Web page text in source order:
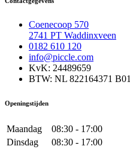
Coenecoop 570
2741 PT Waddinxveen
0182 610 120
info@piccle.com
KvK: 24489659
BTW: NL 822164371 B01
Openingstijden
Maandag
08:30 - 17:00
Dinsdag
08:30 - 17:00